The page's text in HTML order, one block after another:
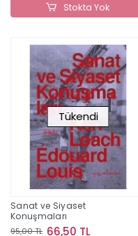
Stokta Yok
Tükendi
Sanat ve Siyaset
Konuşmaları
95,00 TL 66,50 TL